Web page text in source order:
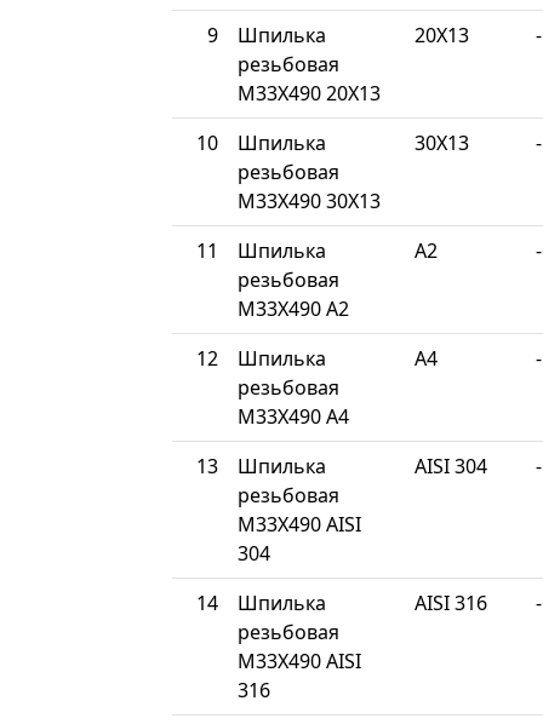
9
Шпилька
резьбовая
М33Х490 20Х13
20Х13 -
10
Шпилька
резьбовая
М33Х490 30Х13
30Х13 -
11
Шпилька
резьбовая
М33Х490 A2
A2 -
12
Шпилька
резьбовая
М33Х490 A4
A4 -
13
Шпилька
резьбовая
М33Х490 AISI
304
AISI 304 -
14
Шпилька
резьбовая
М33Х490 AISI
316
AISI 316 -